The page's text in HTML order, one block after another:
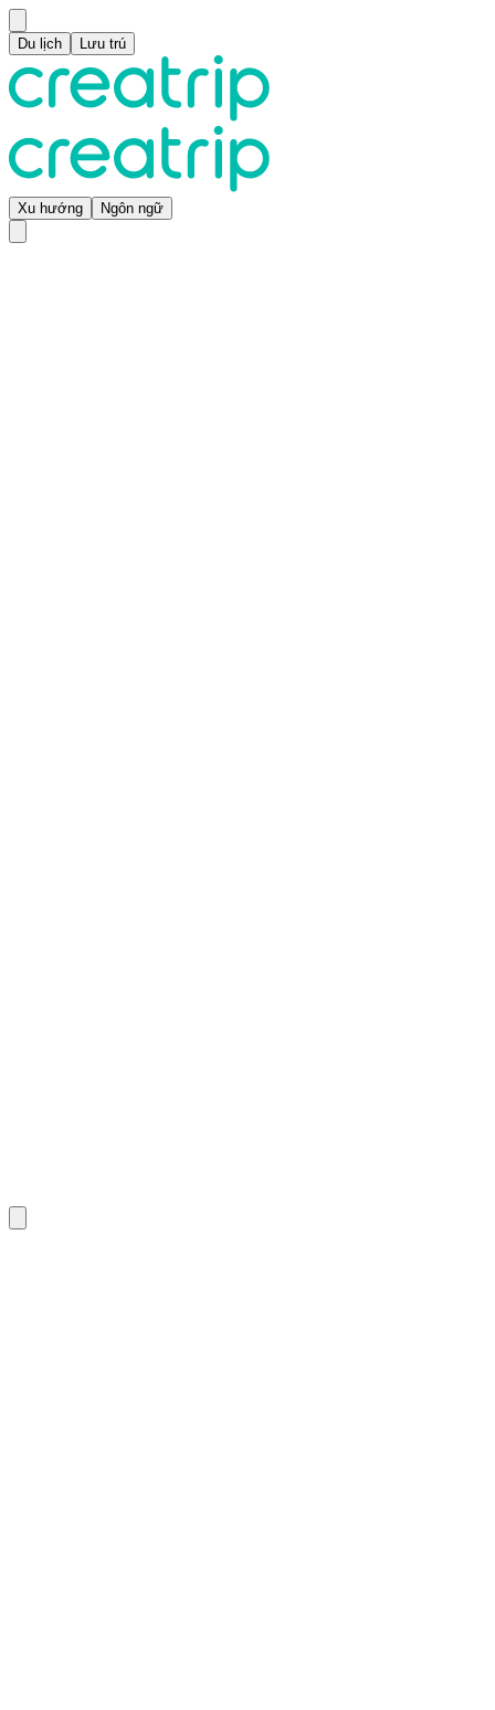
Du lịch Lưu trú
Xu hướng Ngôn ngữ